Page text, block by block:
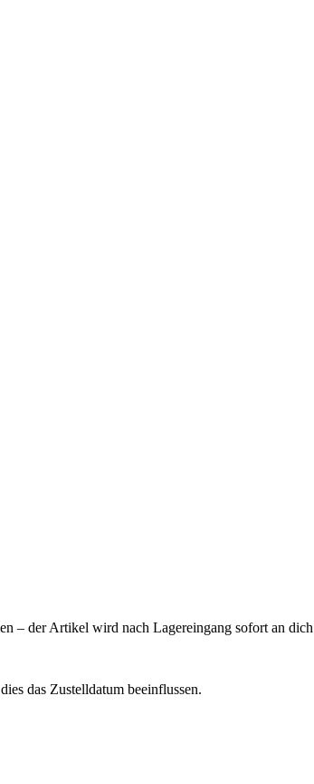
– der Artikel wird nach Lagereingang sofort an dich
das Zustelldatum beeinflussen.